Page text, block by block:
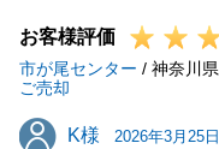
お客様評価
市が尾センター / 神奈川県
ご売却
K様
K様 2026年3月25日